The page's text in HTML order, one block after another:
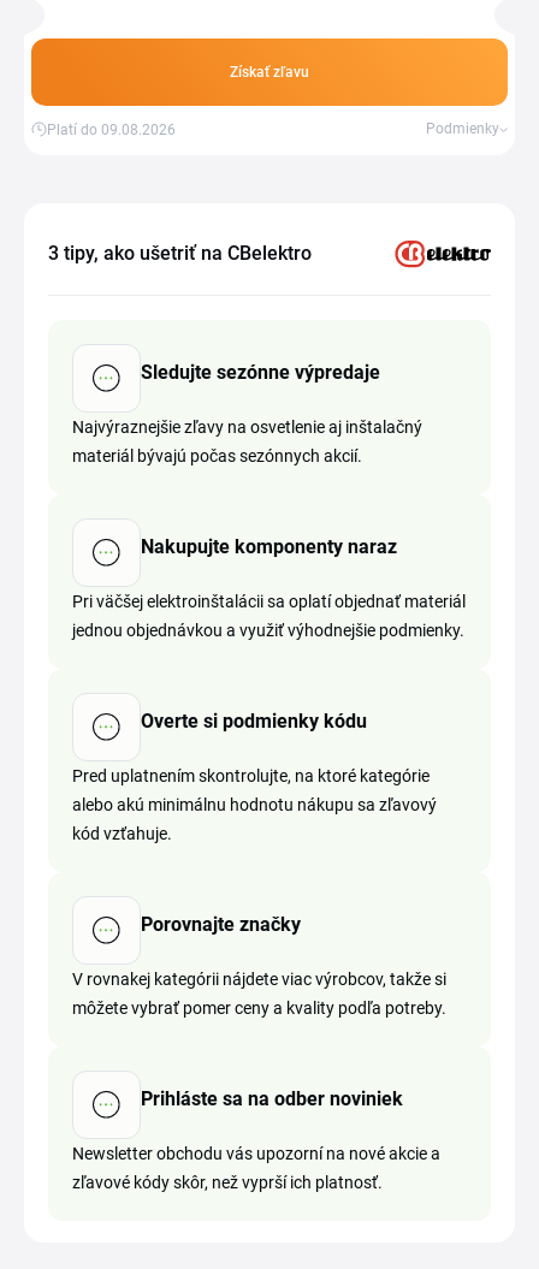
Získať zľavu
Platí do 09.08.2026 Podmienky
3 tipy, ako ušetriť na CBelektro
Sledujte sezónne výpredaje
Najvýraznejšie zľavy na osvetlenie aj inštalačný
materiál bývajú počas sezónnych akcií.
Nakupujte komponenty naraz
Pri väčšej elektroinštalácii sa oplatí objednať materiál
jednou objednávkou a využiť výhodnejšie podmienky.
Overte si podmienky kódu
Pred uplatnením skontrolujte, na ktoré kategórie
alebo akú minimálnu hodnotu nákupu sa zľavový
kód vzťahuje.
Porovnajte značky
V rovnakej kategórii nájdete viac výrobcov, takže si
môžete vybrať pomer ceny a kvality podľa potreby.
Prihláste sa na odber noviniek
Newsletter obchodu vás upozorní na nové akcie a
zľavové kódy skôr, než vyprší ich platnosť.